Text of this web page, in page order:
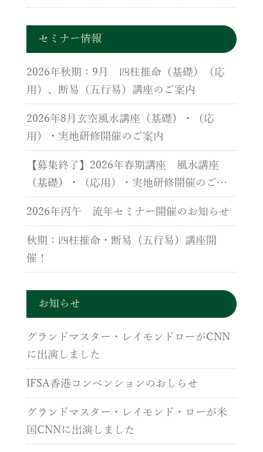
セミナー情報
2026年秋期：9月 四柱推命（基礎）（応
用）、断易（五行易）講座のご案内
2026年8月玄空風水講座（基礎）・（応
用）・実地研修開催のご案内
【募集終了】2026年春期講座 風水講座
（基礎）・（応用）・実地研修開催のご案
内
2026年丙午 流年セミナー開催のお知らせ
秋期：四柱推命・断易（五行易）講座開
催！
お知らせ
グランドマスター・レイモンドローがCNN
に出演しました
IFSA香港コンベンションのおしらせ
グランドマスター・レイモンド・ローが米
国CNNに出演しました